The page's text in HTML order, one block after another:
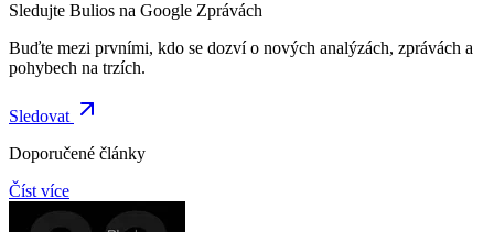
Sledujte Bulios na Google Zprávách
Buďte mezi prvními, kdo se dozví o nových analýzách, zprávách a
pohybech na trzích.
Sledovat
Doporučené články
Číst více